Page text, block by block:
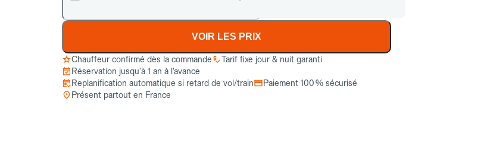
VOIR LES PRIX
Chauffeur confirmé dès la commande
Tarif fixe jour & nuit garanti
Réservation jusqu’à 1 an à l’avance
Replanification automatique si retard de vol/train
Paiement 100 % sécurisé
Présent partout en France